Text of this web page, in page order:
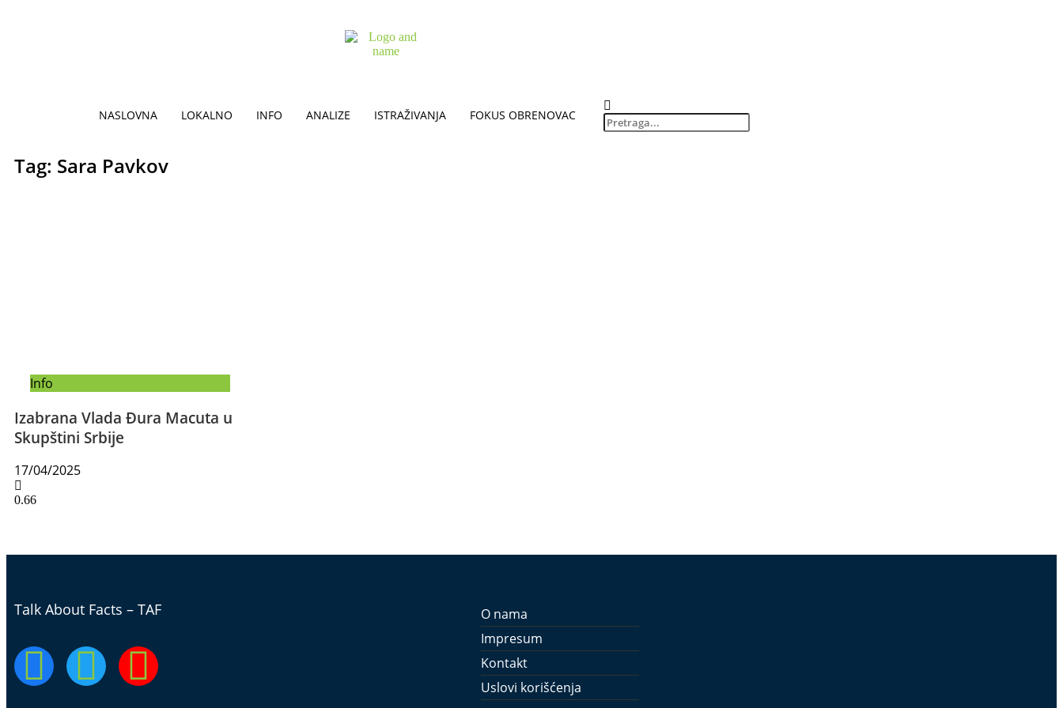
NASLOVNA LOKALNO INFO ANALIZE ISTRAŽIVANJA FOKUS OBRENOVAC
Tag: Sara Pavkov
Info
Izabrana Vlada Đura Macuta u
Skupštini Srbije
17/04/2025
Talk About Facts – TAF
O nama
Impresum
Kontakt
Uslovi korišćenja